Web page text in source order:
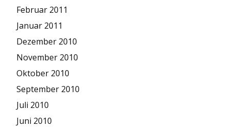
Februar 2011
Januar 2011
Dezember 2010
November 2010
Oktober 2010
September 2010
Juli 2010
Juni 2010